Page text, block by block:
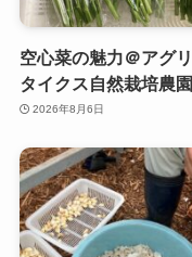
空心菜の魅力＠アグ
タイクス自然栽培農園
2026年8月6日